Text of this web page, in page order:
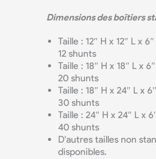
Dimensions des boîtiers
Taille : 12″ H x 12″ L x
12 shunts
Taille : 18″ H x 18″ L x
20 shunts
Taille : 18″ H x 24″ L x
30 shunts
Taille : 24″ H x 24″ L x
40 shunts
D'autres tailles non
disponibles.